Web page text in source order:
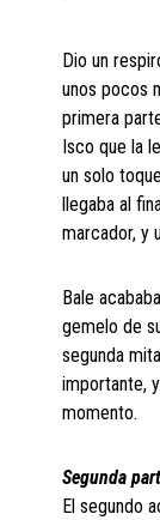
Dio un
unos pocos
primera
Isco que la
un solo
llegaba al
marcador, y
Bale
gemelo de
segunda
importante,
momento.
Segunda
El segundo